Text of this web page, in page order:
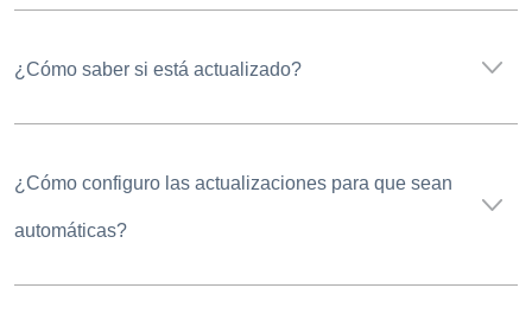
¿Cómo saber si está actualizado?
¿Cómo configuro las actualizaciones para que sean
automáticas?